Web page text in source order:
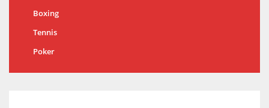
Boxing
Tennis
Poker